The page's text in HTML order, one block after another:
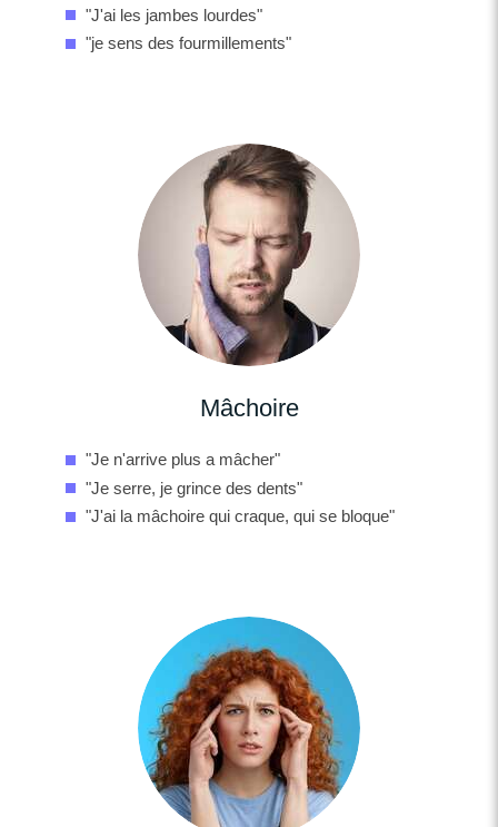
"J'ai les jambes lourdes"
"je sens des fourmillements"
Mâchoire
"Je n'arrive plus a mâcher"
"Je serre, je grince des dents"
"J'ai la mâchoire qui craque, qui se bloque"